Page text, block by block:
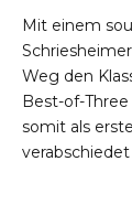
Mit einem
Weg den
Best-of-
somit als